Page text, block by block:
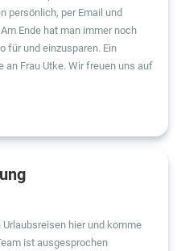
persönlich, per Email und
Ende hat man immer noch
für und einzusparen. Ein
an Frau Utke. Wir freuen uns auf
hier und komme
ist ausgesprochen